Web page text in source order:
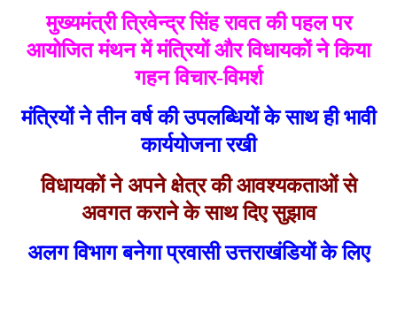
मुख्यमंत्री त्रिवेन्द्र सिंह रावत की पहल पर
आयोजित मंथन में मंत्रियों और विधायकों ने किया
गहन विचार-विमर्श
मंत्रियों ने तीन वर्ष की उपलब्धियों के साथ ही भावी
कार्ययोजना रखी
विधायकों ने अपने क्षेत्र की आवश्यकताओं से
अवगत कराने के साथ दिए सुझाव
अलग विभाग बनेगाप्रवासी उत्तराखंडियों के लिए